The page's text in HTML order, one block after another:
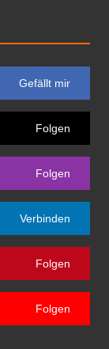
Gefällt mir
Folgen
Folgen
Verbinden
Folgen
Folgen